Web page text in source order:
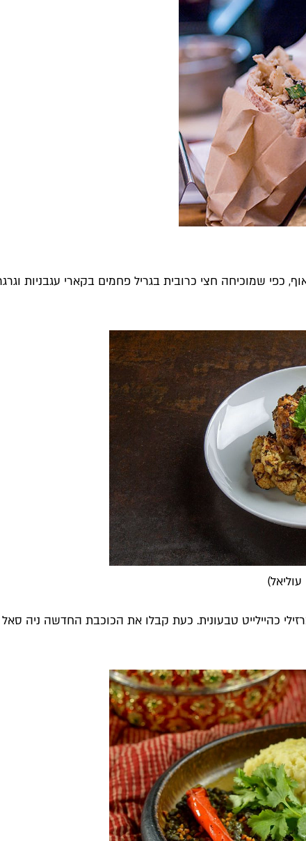
כפי שמוכיחה חצי כרובית בגריל פחמים בקארי עגבניות
כהיילייט טבעונית. כעת קבלו את הכוכבת החדשה ניה